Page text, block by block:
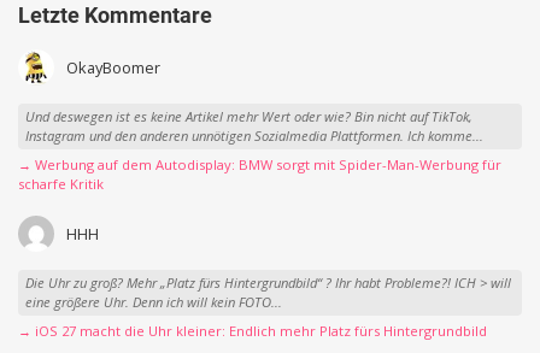
Letzte Kommentare
OkayBoomer
Und deswegen ist es keine Artikel mehr Wert oder wie? Bin nicht auf TikTok,
Instagram und den anderen unnötigen Sozialmedia Plattformen. Ich komme...
→ Werbung auf dem Autodisplay: BMW sorgt mit Spider-Man-Werbung für
scharfe Kritik
HHH
Die Uhr zu groß? Mehr „Platz fürs Hintergrundbild“ ? Ihr habt Probleme?! ICH > will
eine größere Uhr. Denn ich will kein FOTO...
→ iOS 27 macht die Uhr kleiner: Endlich mehr Platz fürs Hintergrundbild